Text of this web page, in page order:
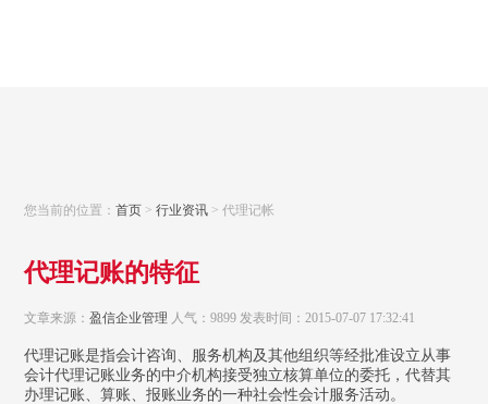
您当前的位置：首页 >行业资讯 > 代理记帐
代理记账的特征
文章来源：盈信企业管理 人气：9899 发表时间：2015-07-07 17:32:41
代理记账是指会计咨询、服务机构及其他组织等经批准设立从事
会计代理记账业务的中介机构接受独立核算单位的委托，代替其
办理记账、算账、报账业务的一种社会性会计服务活动。